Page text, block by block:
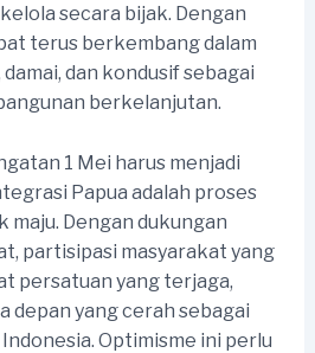
secara bijak. Dengan
terus berkembang dalam
damai, dan kondusif sebagai
berkelanjutan.
1 Mei harus menjadi
Papua adalah proses
Dengan dukungan
partisipasi masyarakat yang
persatuan yang terjaga,
depan yang cerah sebagai
Optimisme ini perlu